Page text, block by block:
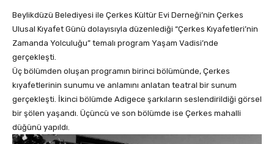
Beylikdüzü Belediyesi ile Çerkes Kültür Evi Derneği’nin Çerkes
Ulusal Kıyafet Günü dolayısıyla düzenlediği “Çerkes Kıyafetleri’nin
Zamanda Yolculuğu” temalı program Yaşam Vadisi’nde
gerçekleşti.
Üç bölümden oluşan programın birinci bölümünde, Çerkes
kıyafetlerinin sunumu ve anlamını anlatan teatral bir sunum
gerçekleşti. İkinci bölümde Adigece şarkıların seslendirildiği görsel
bir şölen yaşandı. Üçüncü ve son bölümde ise Çerkes mahalli
düğünü yapıldı.